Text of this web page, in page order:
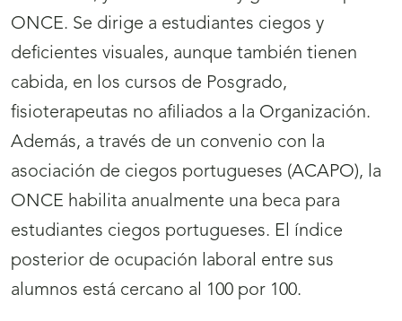
ONCE. Se dirige a estudiantes ciegos y
deficientes visuales, aunque también tienen
cabida, en los cursos de Posgrado,
fisioterapeutas no afiliados a la Organización.
Además, a través de un convenio con la
asociación de ciegos portugueses (ACAPO), la
ONCE habilita anualmente una beca para
estudiantes ciegos portugueses. El índice
posterior de ocupación laboral entre sus
alumnos está cercano al 100 por 100.